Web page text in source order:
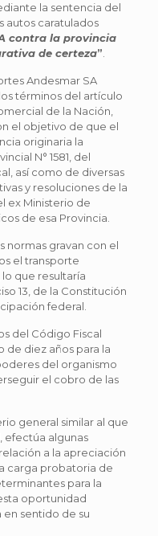
la sentencia del
autos caratulados
contra la provincia
de certeza”
Andesmar SA
términos del artículo
de la Nación,
el objetivo de que el
originaria la
N° 1581, del
así como de diversas
y resoluciones de la
ex Ministerio de
de esa Provincia.
normas gravan con el
el transporte
que resultaría
13, de la Constitución
federal.
del Código Fiscal
de diez años para la
del organismo
el cobro de las
general similar al que
efectúa algunas
a la apreciación
carga probatoria de
para la
oportunidad
sentido de su